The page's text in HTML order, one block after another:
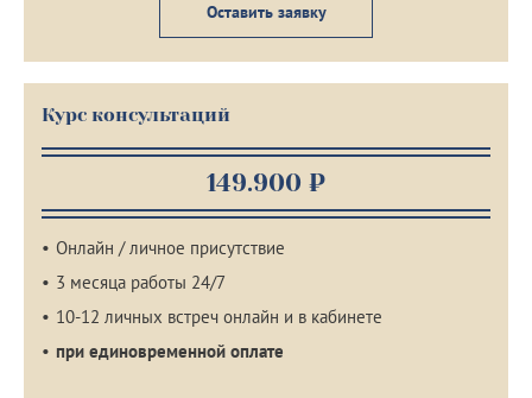
Оставить заявку
Курс консультаций
149.900 ₽
Онлайн / личное присутствие
3 месяца работы 24/7
10-12 личных встреч онлайн и в кабинете
при единовременной оплате